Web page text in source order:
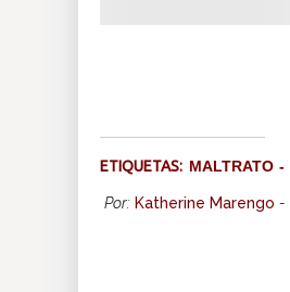
ETIQUETAS: MALTRATO
Por: Katherine Marengo -